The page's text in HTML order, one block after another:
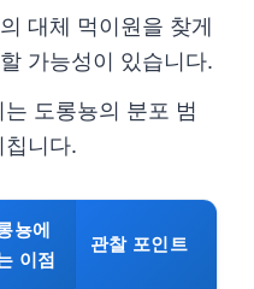
대체 먹이원을 찾게
가능성이 있습니다.
도롱뇽의 분포 범
니다.
뇽에
이점
관찰 포인트